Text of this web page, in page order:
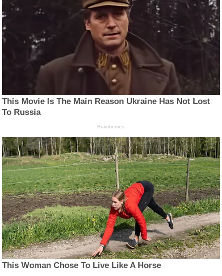
This Movie Is The Main Reason Ukraine Has Not Lost
To Russia
Brainberries
This Woman Chose To Live Like A Horse